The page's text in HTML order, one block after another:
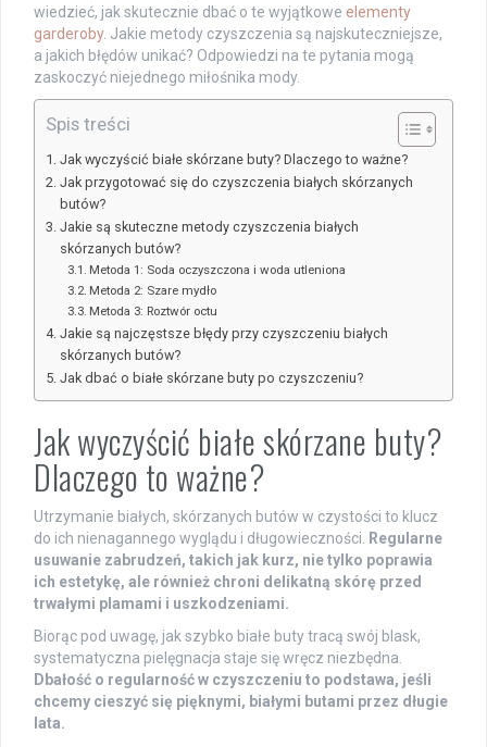
wiedzieć, jak skutecznie dbać o te wyjątkowe elementy
garderoby. Jakie metody czyszczenia są najskuteczniejsze,
a jakich błędów unikać? Odpowiedzi na te pytania mogą
zaskoczyć niejednego miłośnika mody.
Spis treści
Jak wyczyścić białe skórzane buty? Dlaczego to ważne?
Jak przygotować się do czyszczenia białych skórzanych
butów?
Jakie są skuteczne metody czyszczenia białych
skórzanych butów?
Metoda 1: Soda oczyszczona i woda utleniona
Metoda 2: Szare mydło
Metoda 3: Roztwór octu
Jakie są najczęstsze błędy przy czyszczeniu białych
skórzanych butów?
Jak dbać o białe skórzane buty po czyszczeniu?
Jak wyczyścić białe skórzane buty?
Dlaczego to ważne?
Utrzymanie białych, skórzanych butów w czystości to klucz
do ich nienagannego wyglądu i długowieczności.
Regularne
usuwanie zabrudzeń, takich jak kurz, nie tylko poprawia
ich estetykę, ale również chroni delikatną skórę przed
trwałymi plamami i uszkodzeniami.
Biorąc pod uwagę, jak szybko białe buty tracą swój blask,
systematyczna pielęgnacja staje się wręcz niezbędna.
Dbałość o regularność w czyszczeniu to podstawa, jeśli
chcemy cieszyć się pięknymi, białymi butami przez długie
lata.